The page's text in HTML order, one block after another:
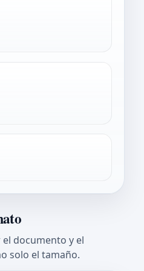
documento y el
solo el tamaño.